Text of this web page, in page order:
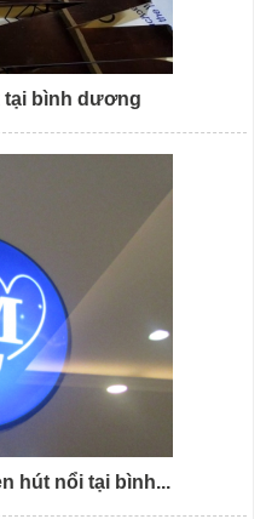
bình dương
hút nổi tại bình...